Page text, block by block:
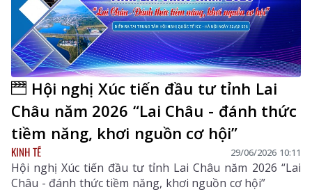
Hội nghị Xúc tiến đầu tư tỉnh Lai
Châu năm 2026 “Lai Châu - đánh thức
tiềm năng, khơi nguồn cơ hội”
KINH TẾ 29/06/2026 10:11
Hội nghị Xúc tiến đầu tư tỉnh Lai Châu năm 2026 “Lai
Châu - đánh thức tiềm năng, khơi nguồn cơ hội”